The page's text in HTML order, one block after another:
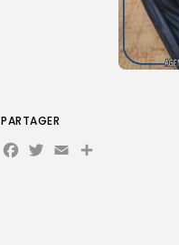
PARTAGER
Facebook
Twitter
EmailPartager